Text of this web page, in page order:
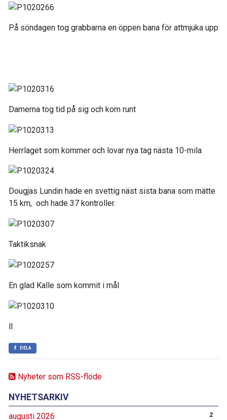
Nyheter som RSS-flöde
NYHETSARKIV
augusti 2026 2
På söndagen tog grabbarna en öppen bana för attmjuka upp
Damerna tog tid på sig och kom runt
Herrlaget som kommer och lovar nya tag nästa 10-mila
Dougjas Lundin hade en svettig näst sista bana som mätte
15 km, och hade 37 kontroller.
Taktiksnak
En glad Kalle som kommit i mål
ll
DELA